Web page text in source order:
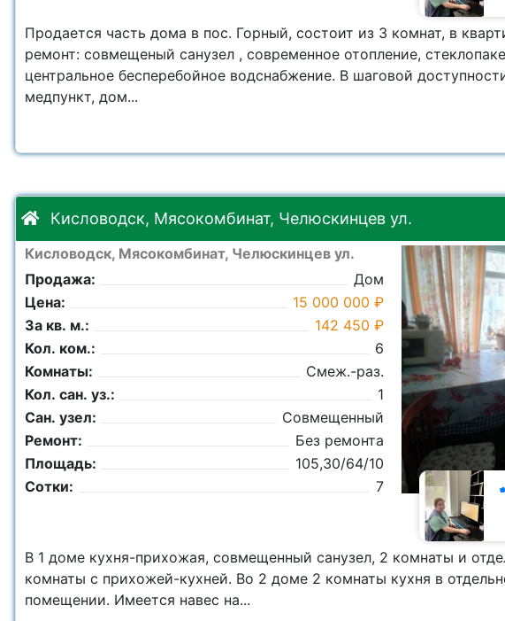
Продается часть дома в пос. Горный, состоит из 3 комнат, в
ремонт: совмещеный санузел , современное отопление,
центральное бесперебойное водснабжение. В шаговой
медпункт, дом...
Кисловодск, Мясокомбинат, Челюскинцев ул.
Кисловодск, Мясокомбинат, Челюскинцев ул.
Продажа:
Дом
Цена:
15 000 000 ₽
За кв. м.:
142 450 ₽
Кол. ком.:
6
Комнаты:
Смеж.-раз.
Кол. сан. уз.:
1
Сан. узел:
Совмещенный
Ремонт:
Без ремонта
Площадь:
105,30/64/10
Сотки:
7
8 928
В 1 доме кухня-прихожая, совмещенный санузел, 2 комнаты и
комнаты с прихожей-кухней. Во 2 доме 2 комнаты кухня в
помещении. Имеется навес на...